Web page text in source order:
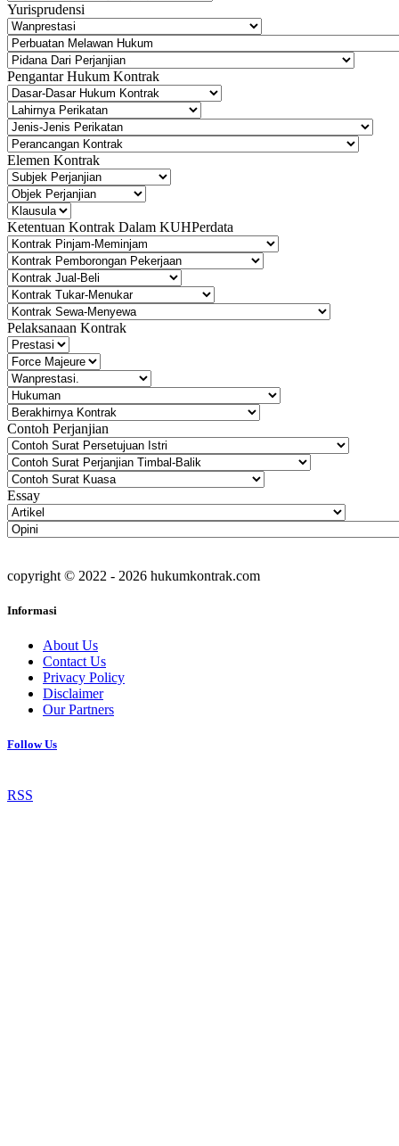
Yurisprudensi
Pengantar Hukum Kontrak
Elemen Kontrak
Ketentuan Kontrak Dalam KUHPerdata
Pelaksanaan Kontrak
Contoh Perjanjian
Essay
copyright © 2022 - 2026 hukumkontrak.com
Informasi
About Us
Contact Us
Privacy Policy
Disclaimer
Our Partners
Follow Us
RSS